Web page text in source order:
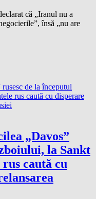
că „Iranul nu a
însă „nu are
„Davos”
la Sankt
caută cu